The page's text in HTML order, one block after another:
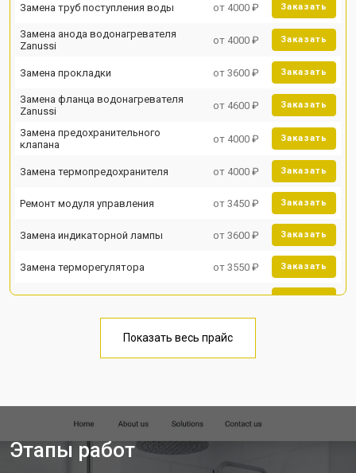
Замена труб поступления воды от 4000 ₽ Заказать
Замена анода водонагревателя
Zanussi
от 4000 ₽ Заказать
Замена прокладки от 3600 ₽ Заказать
Замена фланца водонагревателя
Zanussi
от 4600 ₽ Заказать
Замена предохранительного
клапана
от 4000 ₽ Заказать
Замена термопредохранителя от 4000 ₽ Заказать
Ремонт модуля управления от 3450 ₽ Заказать
Замена индикаторной лампы от 3600 ₽ Заказать
Замена терморегулятора от 3550 ₽ Заказать
Замена клапана давления от 3990 ₽ Заказать
от 3590 ₽
Ремонт/замена датчика
Ремонт платы управления
от 5250 ₽
Замена платы управления
Показать весь прайс
Этапы работ